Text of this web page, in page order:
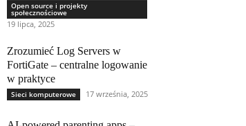
Open source i projekty
społecznościowe
19 lipca, 2025
Zrozumieć Log Servers w
FortiGate – centralne logowanie
w praktyce
Sieci komputerowe 17 września, 2025